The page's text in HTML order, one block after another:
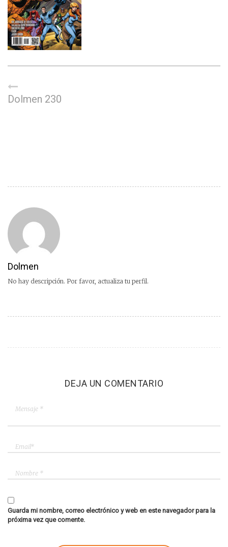
Dolmen 230
Dolmen
No hay descripción. Por favor, actualiza tu perfil.
DEJA UN COMENTARIO
Guarda mi nombre, correo electrónico y web en este navegador para la
próxima vez que comente.